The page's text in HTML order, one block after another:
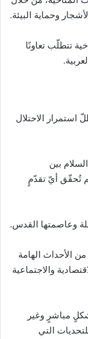
وحماية البيئة.
تتطلّب تعاونًا
استمرار الاحتلال
بين
تُحقّق أيّ تقدّمٍ
وعاصمتها القدس.
العربي في عام 2023 العديد من الأحداث الهامة
والاجتماعية
مباشرٍ وغير
التي